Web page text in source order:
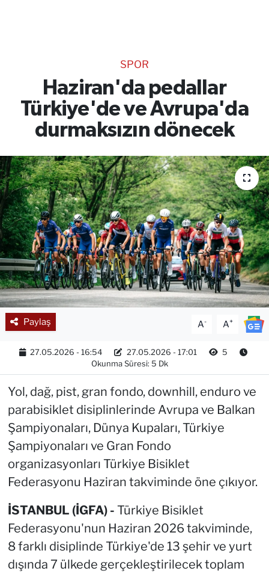
SPOR
Haziran'da pedallar
Türkiye'de ve Avrupa'da
durmaksızın dönecek
Paylaş A- A+
27.05.2026 - 16:54 27.05.2026 - 17:01
5
Okunma Süresi: 5 Dk
Yol, dağ, pist, gran fondo, downhill, enduro ve
parabisiklet disiplinlerinde Avrupa ve Balkan
Şampiyonaları, Dünya Kupaları, Türkiye
Şampiyonaları ve Gran Fondo
organizasyonları Türkiye Bisiklet
Federasyonu Haziran takviminde öne çıkıyor.
İSTANBUL (İGFA) - Türkiye Bisiklet
Federasyonu'nun Haziran 2026 takviminde,
8 farklı disiplinde Türkiye'de 13 şehir ve yurt
dışında 7 ülkede gerçekleştirilecek toplam
RESMİ İLANLAR
Gencsesfm Canlı Dinle